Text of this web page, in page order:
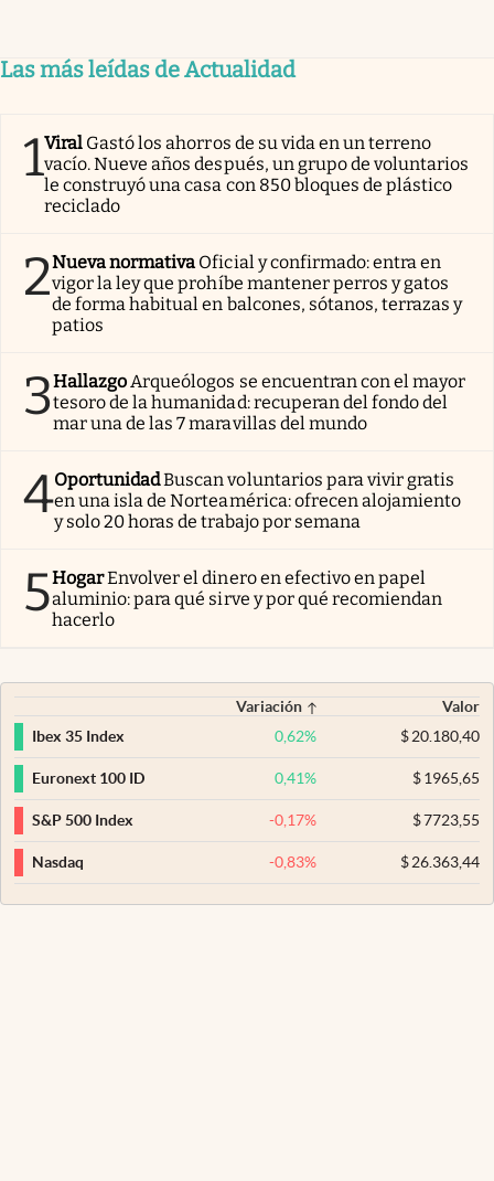
Las más leídas de Actualidad
1Viral Gastó los ahorros de su vida en un terreno
vacío. Nueve años después, un grupo de voluntarios
le construyó una casa con 850 bloques de plástico
reciclado
2Nueva normativa Oficial y confirmado: entra en
vigor la ley que prohíbe mantener perros y gatos
de forma habitual en balcones, sótanos, terrazas y
patios
3Hallazgo Arqueólogos se encuentran con el mayor
tesoro de la humanidad: recuperan del fondo del
mar una de las 7 maravillas del mundo
4OportunidadBuscan voluntarios para vivir gratis
en una isla de Norteamérica: ofrecen alojamiento
y solo 20 horas de trabajo por semana
5HogarEnvolver el dinero en efectivo en papel
aluminio: para qué sirve y por qué recomiendan
hacerlo
Variación
Valor
Ibex 35 Index
0,62% $20.180,40
Euronext 100 ID 0,41% $1965,65
S&P 500 Index -0,17% $7723,55
Nasdaq -0,83% $26.363,44